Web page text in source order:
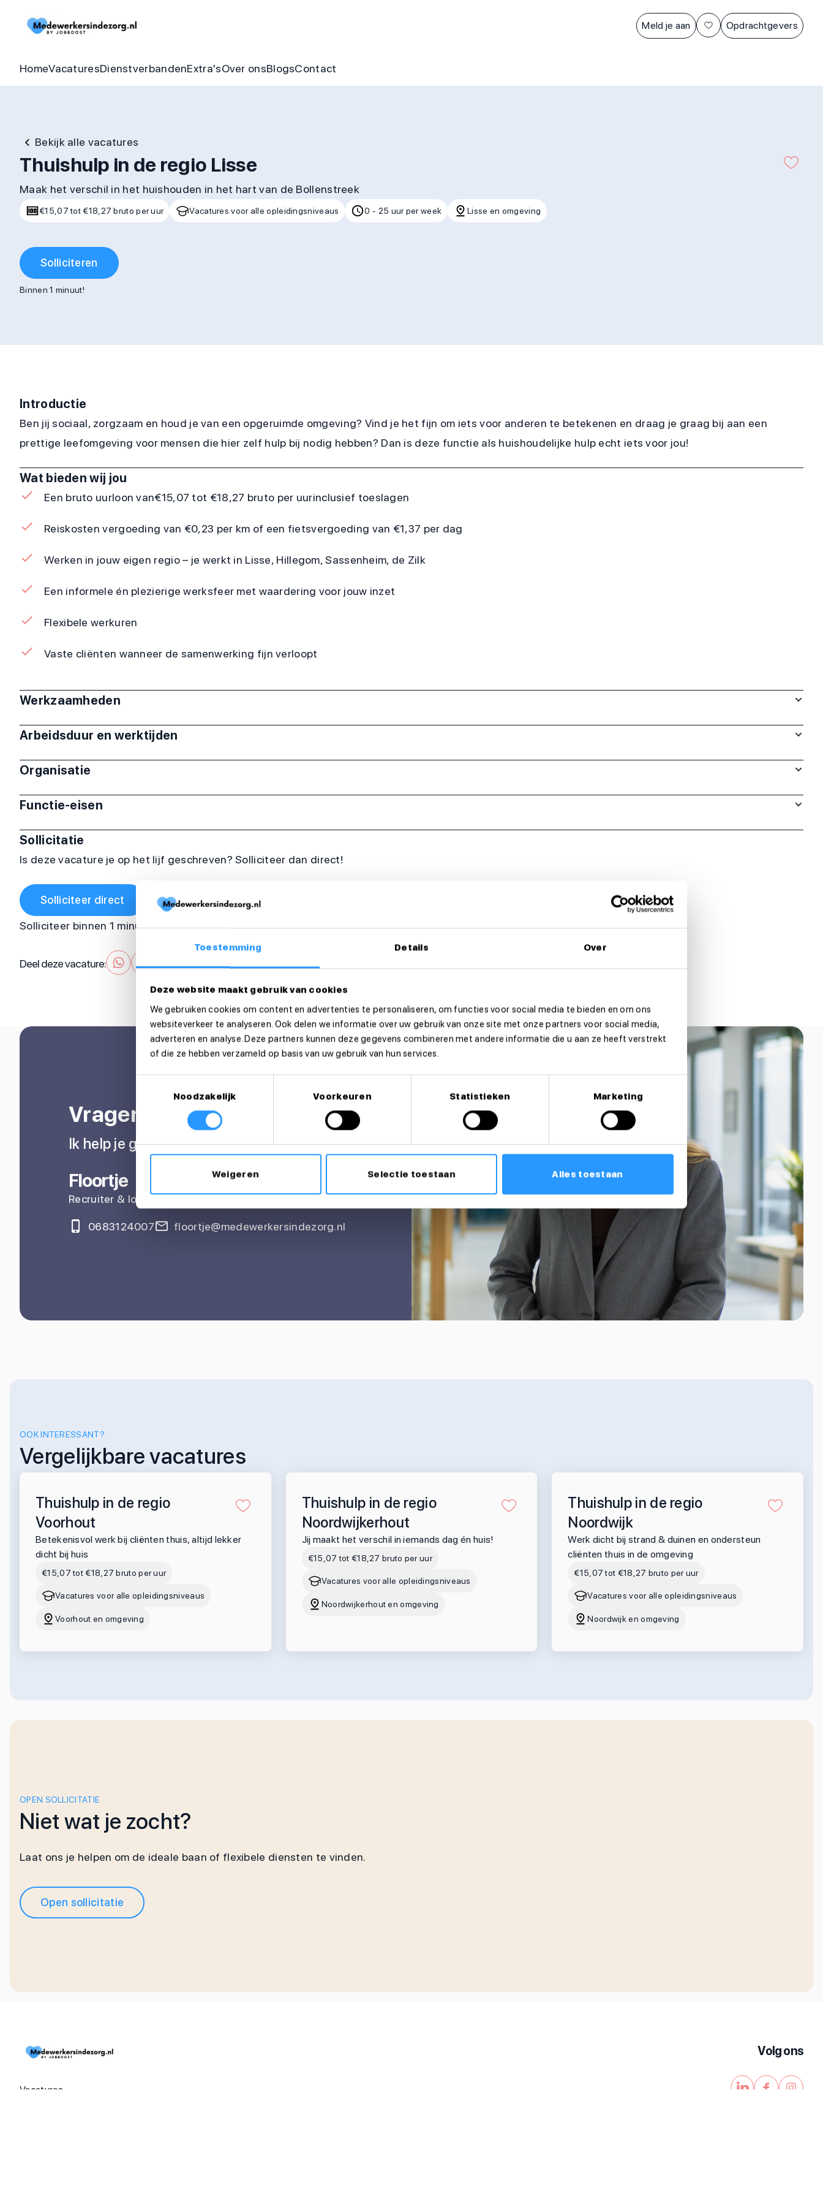
Toestemming Details Over
Deze website maakt gebruik van cookies
We gebruiken cookies om content en advertenties te personaliseren, om functies voor social media te bieden en om ons
websiteverkeer te analyseren. Ook delen we informatie over uw gebruik van onze site met onze partners voor social media,
adverteren en analyse. Deze partners kunnen deze gegevens combineren met andere informatie die u aan ze heeft verstrekt
of die ze hebben verzameld op basis van uw gebruik van hun services.
Noodzakelijk
Voorkeuren Statistieken Marketing
Weigeren Selectie toestaan Alles toestaan
Meld je aan Opdrachtgevers
HomeVacatures
Begeleider vacatures
Thuishulp vacatures
Dienstverbanden
Detachering
In dienst zorgorganisatie
Extra's
Aandraagbonus
Over ons
Trainingen & cursussen
BlogsContact
Bekijk alle vacatures
Thuishulp in de regio Lisse
Maak het verschil in het huishouden in het hart van de Bollenstreek
€15,07 tot €18,27 bruto per uur Vacatures voor alle opleidingsniveaus 0 - 25 uur per week Lisse en omgeving
Solliciteren
Binnen 1 minuut!
Introductie
Ben jij sociaal, zorgzaam en houd je van een opgeruimde omgeving? Vind je het fijn om iets voor anderen te betekenen en draag je graag bij aan een
prettige leefomgeving voor mensen die hier zelf hulp bij nodig hebben? Dan is deze functie als huishoudelijke hulp echt iets voor jou!
Wat bieden wij jou
Een bruto uurloon van€15,07 tot €18,27 bruto per uurinclusief toeslagen
Reiskosten vergoeding van €0,23 per km of een fietsvergoeding van €1,37 per dag
Werken in jouw eigen regio – je werkt in Lisse, Hillegom, Sassenheim, de Zilk
Een informele én plezierige werksfeer met waardering voor jouw inzet
Flexibele werkuren
Vaste cliënten wanneer de samenwerking fijn verloopt
Werkzaamheden
Arbeidsduur en werktijden
Organisatie
Functie-eisen
Sollicitatie
Is deze vacature je op het lijf geschreven? Solliciteer dan direct!
Solliciteer direct
Solliciteer binnen 1 minuut
Deel deze vacature:
Vragen over je sollicitatie?
Ik help je graag
Floortje
Recruiter & loopbaancoach
0683124007 floortje@medewerkersindezorg.nl
OOK INTERESSANT?
Vergelijkbare vacatures
Thuishulp in de regio
Voorhout
Betekenisvol werk bij cliënten thuis, altijd lekker
dicht bij huis
€15,07 tot €18,27 bruto per uur
Vacatures voor alle opleidingsniveaus
Voorhout en omgeving
Thuishulp in de regio
Noordwijkerhout
Jij maakt het verschil in iemands dag én huis!
€15,07 tot €18,27 bruto per uur
Vacatures voor alle opleidingsniveaus
Noordwijkerhout en omgeving
Thuishulp in de regio
Noordwijk
Werk dicht bij strand & duinen en ondersteun
cliënten thuis in de omgeving
€15,07 tot €18,27 bruto per uur
Vacatures voor alle opleidingsniveaus
Noordwijk en omgeving
OPEN SOLLICITATIE
Niet wat je zocht?
Laat ons je helpen om de ideale baan of flexibele diensten te vinden.
Open sollicitatie
Vacatures
Volg ons